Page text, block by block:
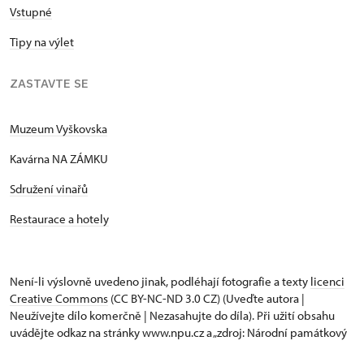
Vstupné
Tipy na výlet
ZASTAVTE SE
Muzeum Vyškovska
Kavárna NA ZÁMKU
Sdružení vinařů
Restaurace a hotely
Není-li výslovně uvedeno jinak, podléhají fotografie a texty licenci
Creative Commons (CC BY-NC-ND 3.0 CZ) (Uveďte autora |
Neužívejte dílo komerčně | Nezasahujte do díla). Při užití obsahu
uvádějte odkaz na stránky www.npu.cz a „zdroj: Národní památkový